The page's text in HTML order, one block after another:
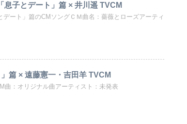
息子とデート」篇 × 井川遥 TVCM
ート」篇のCMソングＣＭ曲名：薔薇とローズアーティ
篇 × 遠藤憲­一・吉田羊 TVCM
曲：オリジナル曲アーティスト：未発表